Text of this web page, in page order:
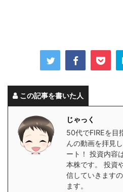
この記事を書いた人
じゃっく
50代でFIREを目
んの動画を拝見
ート！ 投資内容
本株です。 投資
信していきます
ます。